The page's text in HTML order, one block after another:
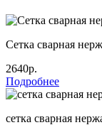
Сетка сварная
2640р.
Подробнее
сетка сварная